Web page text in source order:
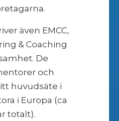
även EMCC,
& Coaching
De
och
huvudsäte i
i Europa (ca
totalt).